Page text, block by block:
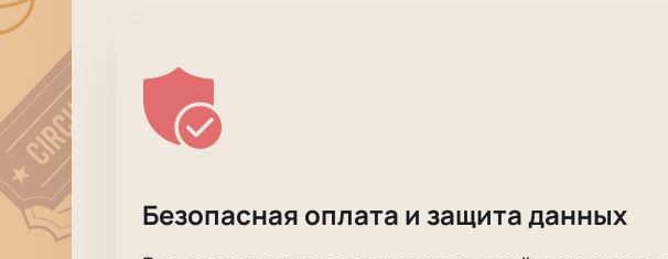
Безопасная оплата и защита данных